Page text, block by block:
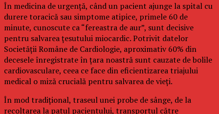
În medicina de urgență, când un pacient ajunge la spital cu
durere toracică sau simptome atipice, primele 60 de
minute, cunoscute ca “fereastra de aur”, sunt decisive
pentru salvarea țesutului miocardic. Potrivit datelor
Societății Române de Cardiologie, aproximativ 60% din
decesele înregistrate în țara noastră sunt cauzate de bolile
cardiovasculare, ceea ce face din eficientizarea triajului
medical o miză crucială pentru salvarea de vieți.
În mod tradițional, traseul unei probe de sânge, de la
recoltarea la patul pacientului, transportul către